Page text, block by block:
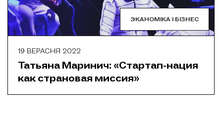
ЭКАНОМІКА І БІЗНЕС
19 ВЕРАСНЯ 2022
Татьяна Маринич: «Стартап-нация
как страновая миссия»